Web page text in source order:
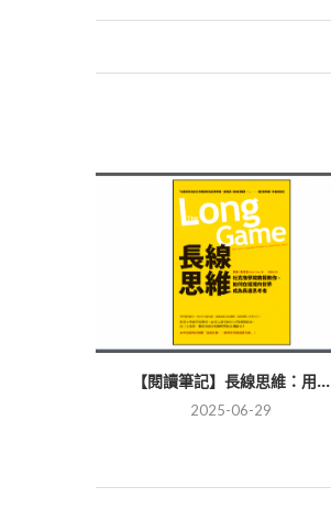
【閱讀筆記】長線思維：用...
2025-06-29